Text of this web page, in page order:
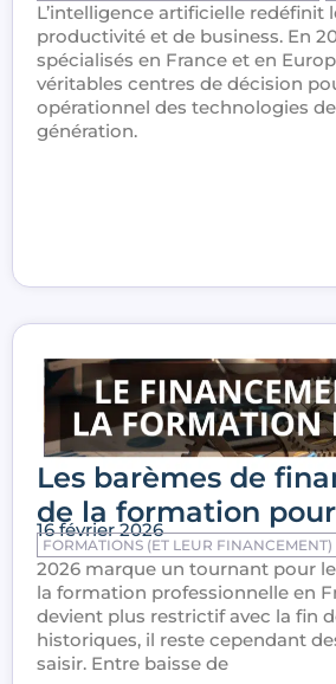
L’intelligence artificielle redéfinit
productivité et de business. En
spécialisés en France et en
véritables centres de décision
opérationnel des technologies
génération.
Les barèmes de
de la formation
16 février 2026
FORMATIONS (ET LEUR FINANCEMENT)
2026 marque un tournant pour
la formation professionnelle en
devient plus restrictif avec la fin
historiques, il reste cependant
saisir. Entre baisse de